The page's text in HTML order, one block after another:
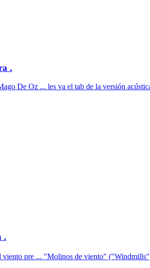
.
De Oz ... les va el tab de la versión
.
viento pre ... "Molinos de viento"